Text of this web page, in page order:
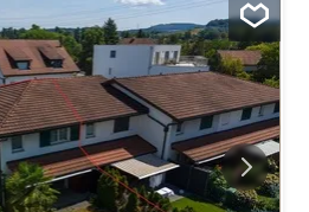
révèle son caractère
des hauteurs sous
et une architecture ouverte lui
loft incomparable. Les plafonds
et les grandes baies vitrées
vie qui allie design moderne et
(n° 2) a été
des matériaux de qualité et se
un état impeccable. La cuisine